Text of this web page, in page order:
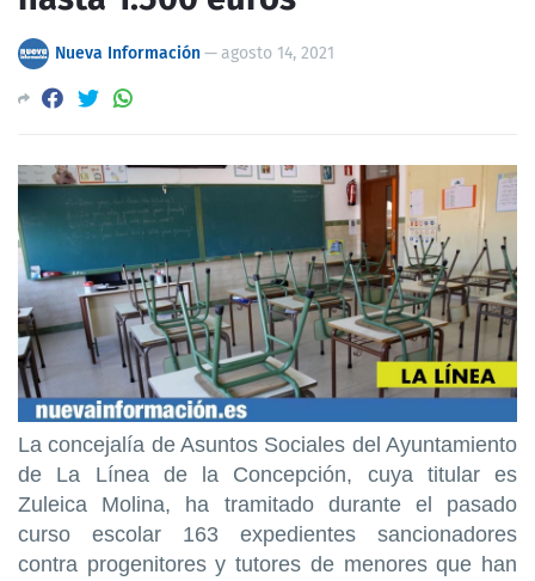
Nueva Información—agosto 14, 2021
Laconcejalía de Asuntos Sociales del Ayuntamiento
de La Línea de la Concepción, cuya titular es
Zuleica Molina, ha tramitado durante el pasado
curso escolar 163 expedientes sancionadores
contra progenitores y tutores de menores que han